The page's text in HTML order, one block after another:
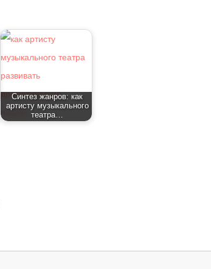
Синтез жанров: как
артисту музыкального
театра…